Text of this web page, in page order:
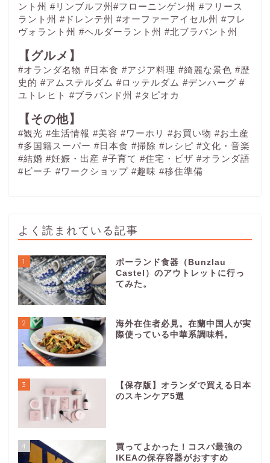
ント州 #リンブルフ州#フローニンゲン州 #フリース
ラント州 #ドレンテ州 #オーファーアイセル州 #フレ
ヴォラント州 #ヘルダーラント州 #北ブラバント州
【グルメ】
#オランダ名物 #日本食 #アジア料理 #綺麗な景色 #歴
史的 #アムステルダム #ロッテルダム #デンハーグ #
ユトレヒト #ブラバンド州 #タピオカ
【その他】
#観光 #生活情報 #美容 #ワーホリ #お買い物 #お土産
#多国籍スーパー #日本食 #掃除 #レシピ #文化・音楽
#結婚 #妊娠・出産 #子育て #住宅・ビザ #オランダ語
#ビーチ #ワークショップ #趣味 #移住準備
よく読まれている記事
1
ポーランド食器（Bunzlau
Castel）のアウトレットに行っ
てみた。
2
海外在住者必見。在蘭中国人が実
際使っている中華系調味料。
3
【保存版】オランダで買える日本
のスキンケア5選
4
買ってよかった！コスパ最強の
IKEAの保存容器がおすすめ